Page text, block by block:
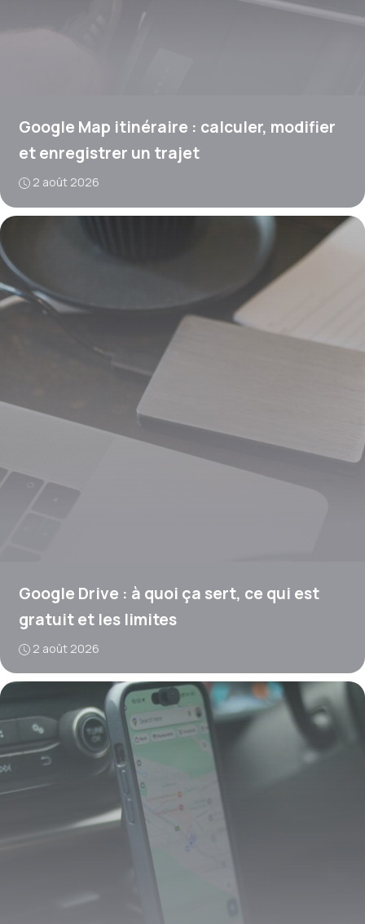
Google Map itinéraire : calculer, modifier
et enregistrer un trajet
2 août 2026
Google Drive : à quoi ça sert, ce qui est
gratuit et les limites
2 août 2026